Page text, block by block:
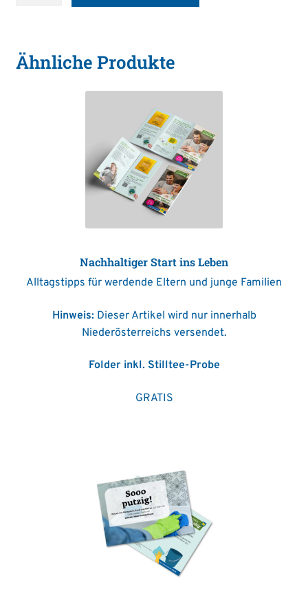
Postkarte
Lippenpflege
Ähnliche Produkte
Nachhaltiger Start ins Leben
Alltagstipps für werdende Eltern und junge Familien
Hinweis:Dieser Artikel wird nur innerhalb
Niederösterreichs versendet.
Folder inkl. Stilltee-Probe
GRATIS